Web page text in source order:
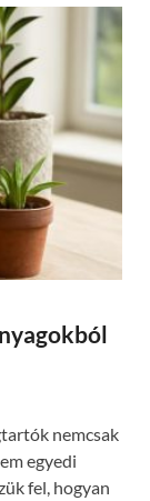
nemcsak
egyedi
fel, hogyan